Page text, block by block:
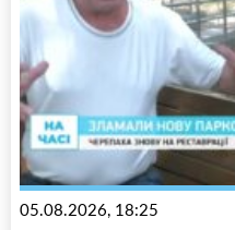
05.08.2026, 18:25